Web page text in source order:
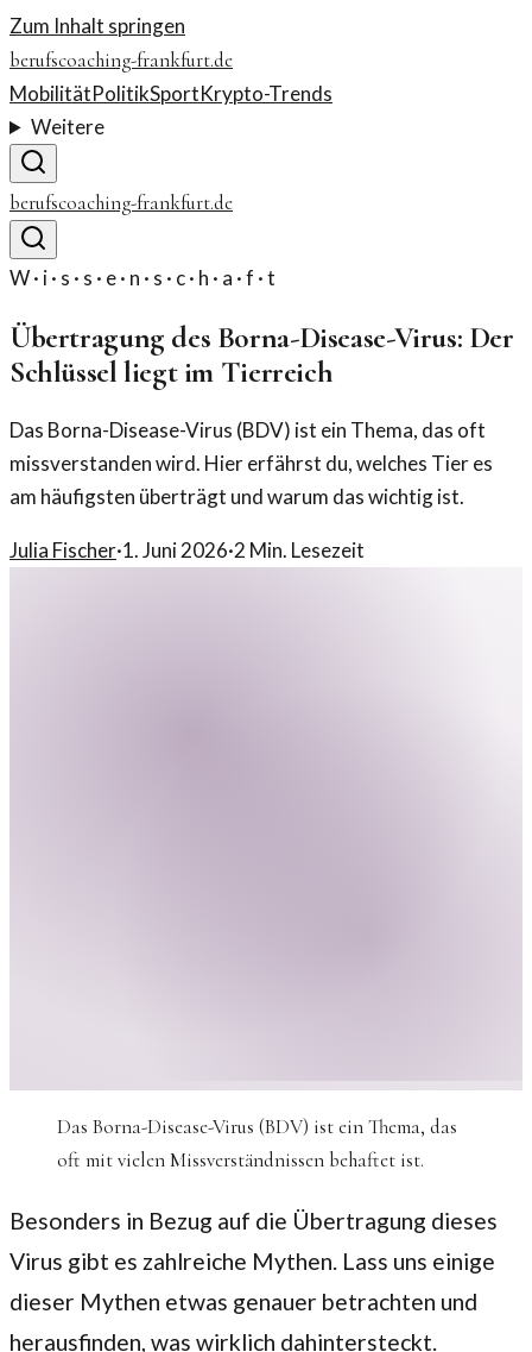
Zum Inhalt springen
berufscoaching-frankfurt.de
MobilitätPolitikSportKrypto-Trends
Weitere
berufscoaching-frankfurt.de
W · i · s · s · e · n · s · c · h · a · f · t
Übertragung des Borna-Disease-Virus: Der
Schlüssel liegt im Tierreich
Das Borna-Disease-Virus (BDV) ist ein Thema, das oft
missverstanden wird. Hier erfährst du, welches Tier es
am häufigsten überträgt und warum das wichtig ist.
Julia Fischer·1. Juni 2026·2 Min. Lesezeit
Das Borna-Disease-Virus (BDV) ist ein Thema, das
oft mit vielen Missverständnissen behaftet ist.
Besonders in Bezug auf die Übertragung dieses
Virus gibt es zahlreiche Mythen. Lass uns einige
dieser Mythen etwas genauer betrachten und
herausfinden, was wirklich dahintersteckt.